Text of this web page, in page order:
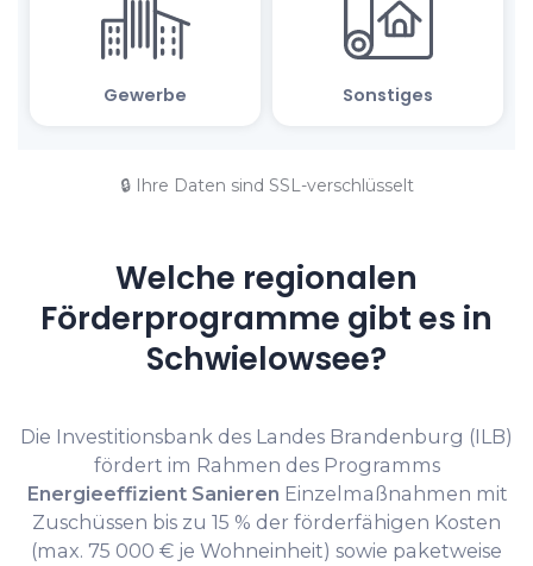
🔒 Ihre Daten sind SSL-verschlüsselt
Welche regionalen
Förderprogramme gibt es in
Schwielowsee?
Die Investitionsbank des Landes Brandenburg (ILB)
fördert im Rahmen des Programms
Energieeffizient Sanieren Einzelmaßnahmen mit
Zuschüssen bis zu 15 % der förderfähigen Kosten
(max. 75 000 € je Wohneinheit) sowie paketweise